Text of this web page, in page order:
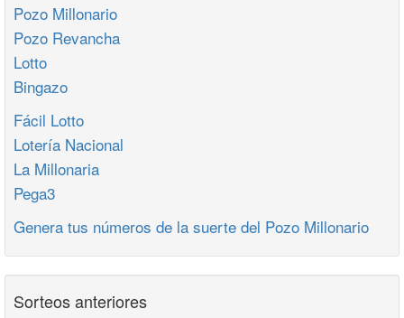
Pozo Millonario
Pozo Revancha
Lotto
Bingazo
Fácil Lotto
Lotería Nacional
La Millonaria
Pega3
Genera tus números de la suerte del Pozo Millonario
Sorteos anteriores